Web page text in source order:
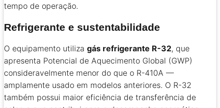
tempo de operação.
Refrigerante e sustentabilidade
O equipamento utiliza gás refrigerante R-32, que
apresenta Potencial de Aquecimento Global (GWP)
consideravelmente menor do que o R-410A —
amplamente usado em modelos anteriores. O R-32
também possui maior eficiência de transferência de